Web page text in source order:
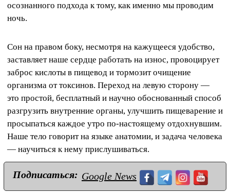
осознанного подхода к тому, как именно мы проводим
ночь.
Сон на правом боку, несмотря на кажущееся удобство,
заставляет наше сердце работать на износ, провоцирует
заброс кислоты в пищевод и тормозит очищение
организма от токсинов. Переход на левую сторону —
это простой, бесплатный и научно обоснованный способ
разгрузить внутренние органы, улучшить пищеварение и
просыпаться каждое утро по-настоящему отдохнувшим.
Наше тело говорит на языке анатомии, и задача человека
— научиться к нему прислушиваться.
Подписаться: Google News